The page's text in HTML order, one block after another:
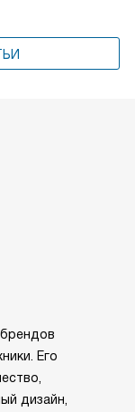
Его
дизайн,